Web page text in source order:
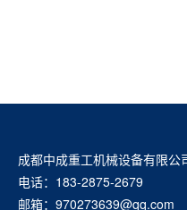
成都中成重工机械设备有限公
电话：183-2875-2679
邮箱：970273639@qq.com